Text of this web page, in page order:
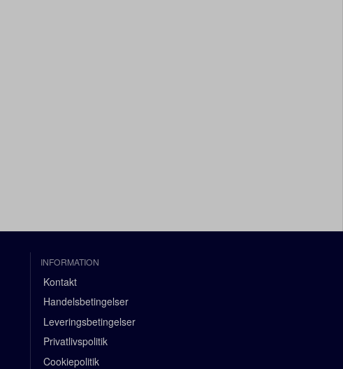
INFORMATION
Kontakt
Handelsbetingelser
Leveringsbetingelser
Privatlivspolitik
Cookiepolitik